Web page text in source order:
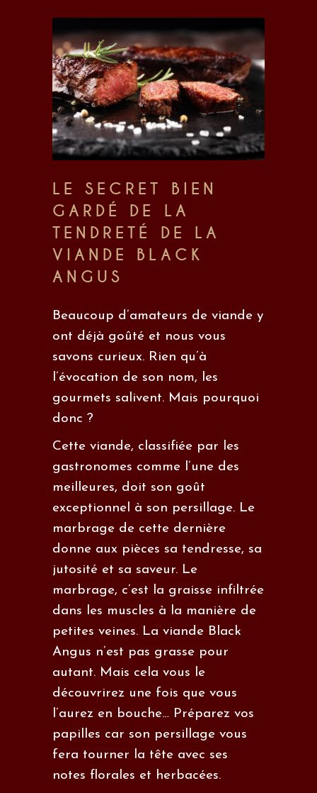
LE SECRET BIEN
GARDÉ DE LA
TENDRETÉ DE LA
VIANDE BLACK
ANGUS
Beaucoup d’amateurs de viande y
ont déjà goûté et nous vous
savons curieux. Rien qu’à
l’évocation de son nom, les
gourmets salivent. Mais pourquoi
donc ?
Cette viande, classifiée par les
gastronomes comme l’une des
meilleures, doit son goût
exceptionnel à son persillage. Le
marbrage de cette dernière
donne aux pièces sa tendresse, sa
jutosité et sa saveur. Le
marbrage, c’est la graisse infiltrée
dans les muscles à la manière de
petites veines. La viande Black
Angus n’est pas grasse pour
autant. Mais cela vous le
découvrirez une fois que vous
l’aurez en bouche… Préparez vos
papilles car son persillage vous
fera tourner la tête avec ses
notes florales et herbacées.